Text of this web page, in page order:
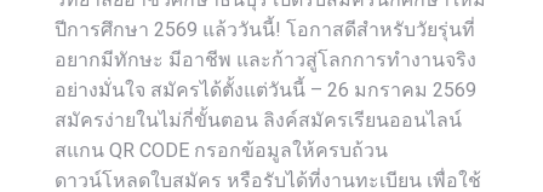
ปีการศึกษา 2569 แล้ววันนี้! โอกาสดีสำหรับวัยรุ่นที่
อยากมีทักษะ มีอาชีพ และก้าวสู่โลกการทำงานจริง
อย่างมั่นใจ สมัครได้ตั้งแต่วันนี้ – 26 มกราคม 2569
สมัครง่ายในไม่กี่ขั้นตอน ลิงค์สมัครเรียนออนไลน์
สแกน QR CODE กรอกข้อมูลให้ครบถ้วน
ดาวน์โหลดใบสมัคร หรือรับได้ที่งานทะเบียน เพื่อใช้